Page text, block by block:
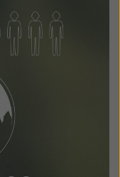
Kingdom